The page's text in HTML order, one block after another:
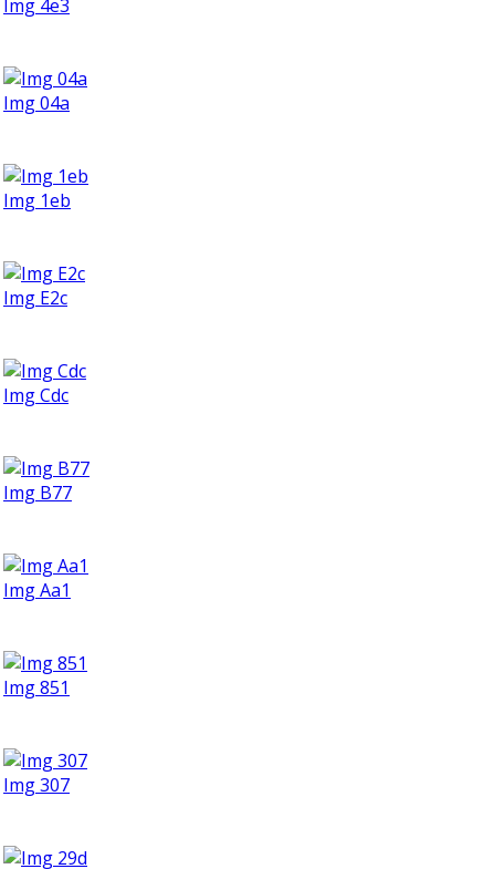
Img 4e3
Img 04a
Img 1eb
Img E2c
Img Cdc
Img B77
Img Aa1
Img 851
Img 307